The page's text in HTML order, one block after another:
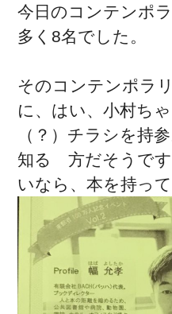
今日のコンテンポ
多く8名でした。
そのコンテンポラ
に、はい、小村ち
（？）チラシを持
知る 方だそうです
いなら、本を持っ